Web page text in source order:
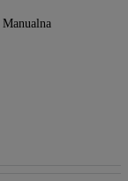
Manualna